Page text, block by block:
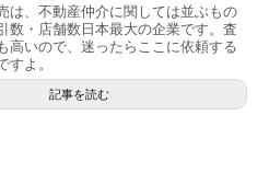
は、不動産仲介に関しては並ぶもの
数・店舗数日本最大の企業です。査
高いので、迷ったらここに依頼する
すよ。
記事を読む